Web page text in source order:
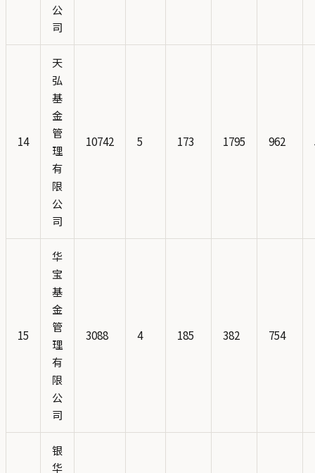
公
司
14
天
弘
基
金
管
理
有
限
公
司
10742 5 173 1795 962
15
华
宝
基
金
管
理
有
限
公
司
3088 4 185 382 754
银
华